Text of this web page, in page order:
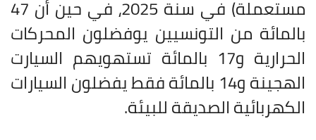
مستعملة) في سنة 2025، في حين أن 47
بالمائة من التونسيين يوفضلون المحركات
الحرارية و17 بالمائة تستهويهم السيارت
الهجينة و14 بالمائة فقط يفضلون السيارات
الكهربائية الصديقة للبيئة.